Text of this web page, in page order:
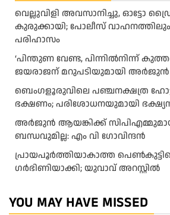
വെല്ലുവിളി അവസാനിച്ചു, ഓട്ടോ
കുരുക്കായി; പോലീസ്
പരിഹാസം
‘പിന്തുണ വേണ്ട, പിന്നിൽനിന്ന്
ജയരാജന് മറുപടിയുമായി അർജുൻ
ബെംഗളൂരുവിലെ പഞ്ചനക്ഷത്ര
ഭക്ഷണം; പരിശോധനയുമായി
അര്‍ജുന്‍ ആയങ്കിക്ക്
ബന്ധവുമില്ല: എം വി ഗോവിന്ദന്‍
പ്രായപൂർത്തിയാകാത്ത പെൺകുട്ടിയെ
ഗർഭിണിയാക്കി; യുവാവ് അറസ്റ്റിൽ
YOU MAY HAVE MISSED